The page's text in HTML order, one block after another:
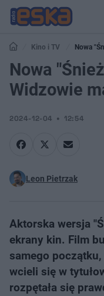
Kino i TV
Nowa
zwiastun
Nowa
Widzowie
2024-12-04 12:54
Leon Pietrzak
Aktorska wersja
ekrany kin. Film
samego
wcieli się w
rozpętała się